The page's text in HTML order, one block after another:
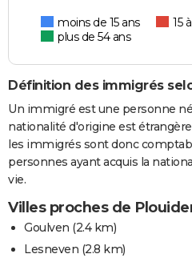
moins de 15 ans 15
plus de 54 ans
Définition des immigrés
Un immigré est une personne
nationalité d'origine est
les immigrés sont donc
personnes ayant acquis la
vie.
Villes proches de
Goulven (2.4 km)
Lesneven (2.8 km)